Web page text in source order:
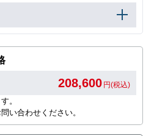
208,600 円(税込)
。
い合わせください。